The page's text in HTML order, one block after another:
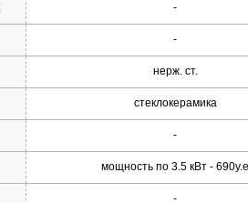
-
-
нерж. ст.
стеклокерамика
-
мощность по 3.5 кВт - 690у.е
-